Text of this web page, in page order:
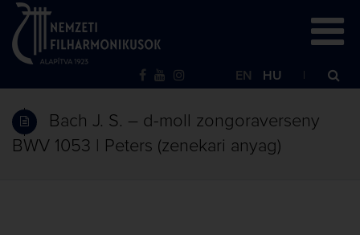
EN HU
Bach J. S. – d-moll zongoraverseny
BWV 1053 | Peters (zenekari anyag)